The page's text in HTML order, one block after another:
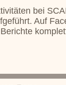
bei
Auf